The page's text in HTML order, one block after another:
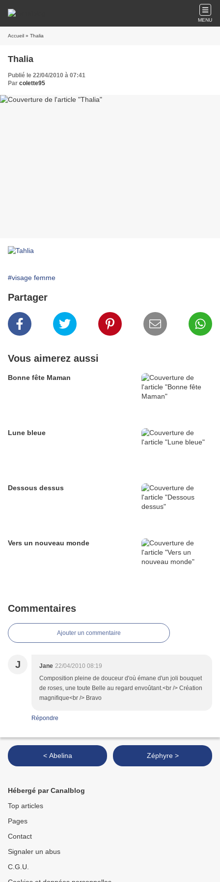
MENU
Accueil » Thalia
Thalia
Publié le 22/04/2010 à 07:41
Par colette95
#visage femme
Partager
Vous aimerez aussi
Bonne fête Maman
Lune bleue
Dessous dessus
Vers un nouveau monde
Commentaires
Ajouter un commentaire
J Jane 22/04/2010 08:19
Composition pleine de douceur d'où émane d'un joli bouquet
de roses, une toute Belle au regard envoûtant.<br /> Création
magnifique<br /> Bravo
Répondre
< Abelina Zéphyre >
Hébergé par Canalblog
Top articles
Pages
Contact
Signaler un abus
C.G.U.